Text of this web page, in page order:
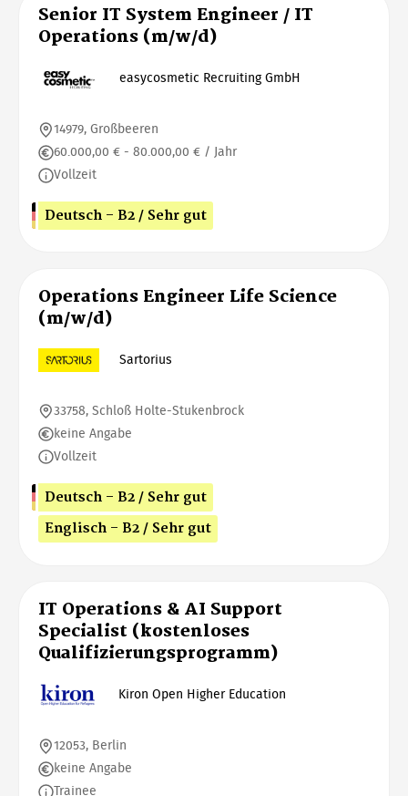
Senior IT System Engineer / IT
Operations (m/w/d)
easycosmetic Recruiting GmbH
14979, Großbeeren
60.000,00 € - 80.000,00 € / Jahr
Vollzeit
Deutsch - B2 / Sehr gut
Operations Engineer Life Science
(m/w/d)
Sartorius
33758, Schloß Holte-Stukenbrock
keine Angabe
Vollzeit
Deutsch - B2 / Sehr gut
Englisch - B2 / Sehr gut
IT Operations & AI Support
Specialist (kostenloses
Qualifizierungsprogramm)
Kiron Open Higher Education
12053, Berlin
keine Angabe
Trainee